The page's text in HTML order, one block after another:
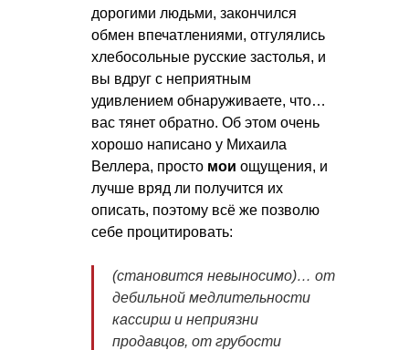
дорогими людьми, закончился
обмен впечатлениями, отгулялись
хлебосольные русские застолья, и
вы вдруг с неприятным
удивлением обнаруживаете, что…
вас тянет обратно. Об этом очень
хорошо написано у Михаила
Веллера, просто мои ощущения, и
лучше вряд ли получится их
описать, поэтому всё же позволю
себе процитировать:
(становится невыносимо)… от
дебильной медлительности
кассирш и неприязни
продавцов, от грубости